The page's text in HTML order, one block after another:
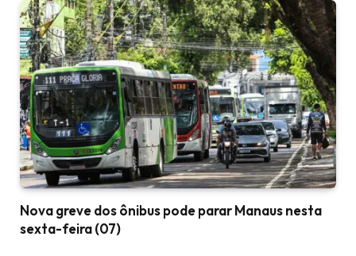
Nova greve dos ônibus pode parar Manaus nesta
sexta-feira (07)